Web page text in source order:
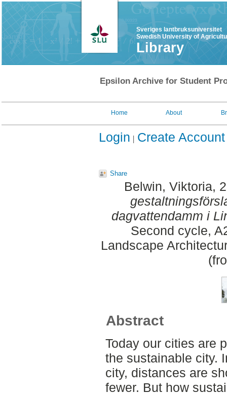
Sveriges lantbruksuniversitet
Swedish University of
Library
Epsilon Archive for Student
Home About
Login Create Account
Share
Belwin, Viktoria,
dagvattendamm i
Second cycle,
Landscape
Abstract
Today our cities are
the sustainable city.
city, distances are
fewer. But how